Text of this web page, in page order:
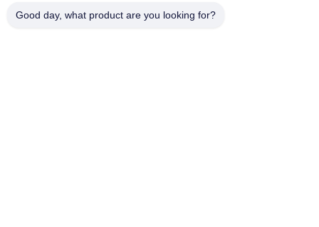
Good day, what product are you looking for?